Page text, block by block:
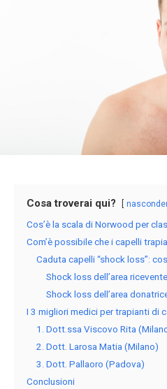
Cosa troverai qui?
Cos’è la scala di Norwood per
Com’è possibile che i capelli
Caduta capelli “shock loss”:
Shock loss dell’area ricevente
Shock loss dell’area
I 3 migliori medici per trapianti di
1. Dott.ssa Viscovo Rita
2. Dott. Larosa Matia (Milano)
3. Dott. Pallaoro (Padova)
Conclusioni